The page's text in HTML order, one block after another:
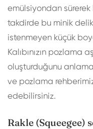
emülsiyondan sürerek
takdirde bu minik
istenmeyen küçük
Kalıbınızın pozlama
oluşturduğunu
ve pozlama
edebilirsiniz.
Rakle (Squeegee)